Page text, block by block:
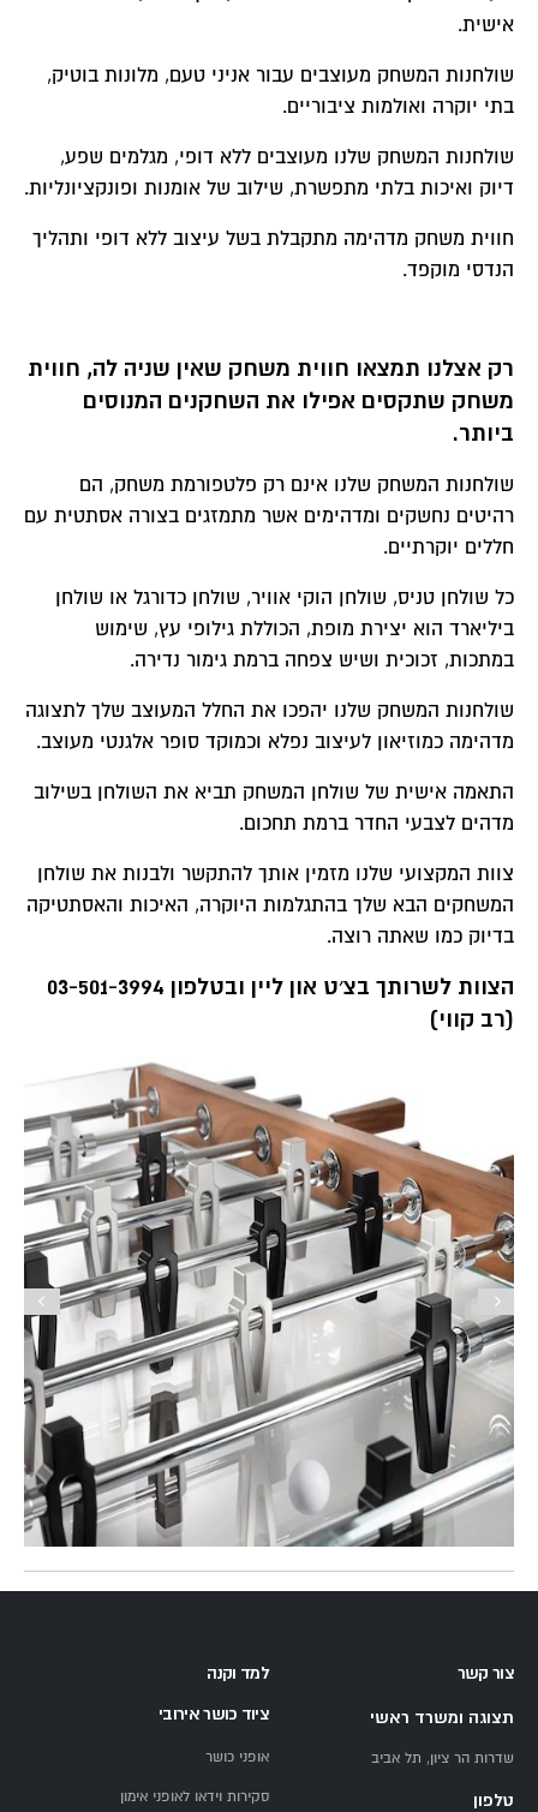
אישית.
שולחנות המשחק מעוצבים עבור אניני טעם, מלונות בוטיק,
בתי יוקרה ואולמות ציבוריים.
שולחנות המשחק שלנו מעוצבים ללא דופי, מגלמים שפע,
דיוק ואיכות בלתי מתפשרת, שילוב של אומנות ופונקציונליות.
חווית משחק מדהימה מתקבלת בשל עיצוב ללא דופי ותהליך
הנדסי מוקפד.
רק אצלנו תמצאו חווית משחק שאין שניה לה, חווית
משחק שתקסים אפילו את השחקנים המנוסים
ביותר.
שולחנות המשחק שלנו אינם רק פלטפורמת משחק, הם
רהיטים נחשקים ומדהימים אשר מתמזגים בצורה אסתטית עם
חללים יוקרתיים.
כל שולחן טניס, שולחן הוקי אוויר, שולחן כדורגל או שולחן
ביליארד הוא יצירת מופת, הכוללת גילופי עץ, שימוש
במתכות, זכוכית ושיש צפחה ברמת גימור נדירה.
שולחנות המשחק שלנו יהפכו את החלל המעוצב שלך לתצוגה
מדהימה כמוזיאון לעיצוב נפלא וכמוקד סופר אלגנטי מעוצב.
התאמה אישית של שולחן המשחק תביא את השולחן בשילוב
מדהים לצבעי החדר ברמת תחכום.
צוות המקצועי שלנו מזמין אותך להתקשר ולבנות את שולחן
המשחקים הבא שלך בהתגלמות היוקרה, האיכות והאסתטיקה
בדיוק כמו שאתה רוצה.
הצוות לשרותך בצ׳ט און ליין ובטלפון 03-501-3994
(רב קווי)
צור קשר
תצוגה ומשרד ראשי
שדרות הר ציון, תל אביב
טלפון
למד וקנה
ציוד כושר אירובי
אופני כושר
סקירות וידאו לאופני אימון